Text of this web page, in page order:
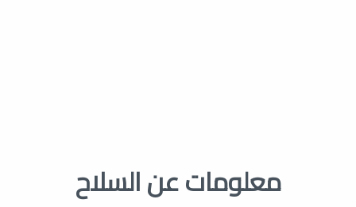
معلومات عن السلاح